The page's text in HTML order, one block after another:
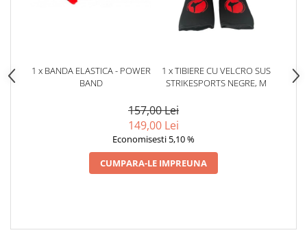
1 x BANDA ELASTICA - POWER
BAND
1 x TIBIERE CU VELCRO SUS
STRIKESPORTS NEGRE, M
157,00 Lei
149,00 Lei
Economisesti 5,10 %
CUMPARA-LE IMPREUNA